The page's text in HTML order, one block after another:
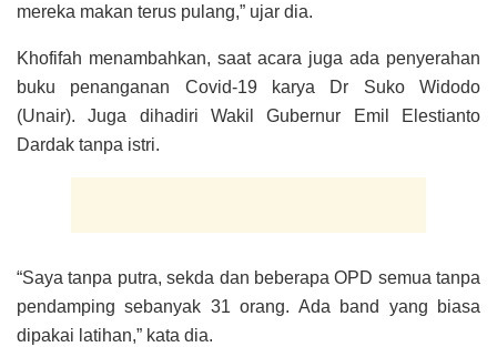
mereka makan terus pulang,” ujar dia.
Khofifah menambahkan, saat acara juga ada penyerahan
buku penanganan Covid-19 karya Dr Suko Widodo
(Unair). Juga dihadiri Wakil Gubernur Emil Elestianto
Dardak tanpa istri.
“Saya tanpa putra, sekda dan beberapa OPD semua tanpa
pendamping sebanyak 31 orang. Ada band yang biasa
dipakai latihan,” kata dia.